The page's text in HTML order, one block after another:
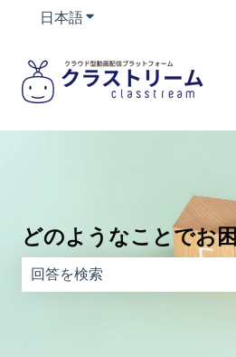
日本語翻訳のサブメニューを
どのようなことでお
検索フィールドが空なので、候